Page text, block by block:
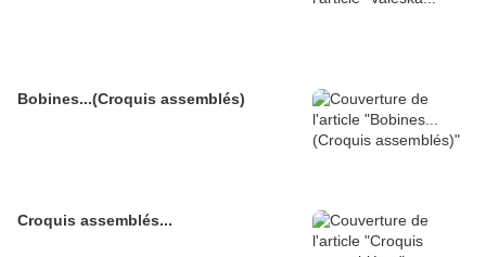
Bobines...(Croquis assemblés)
Croquis assemblés...